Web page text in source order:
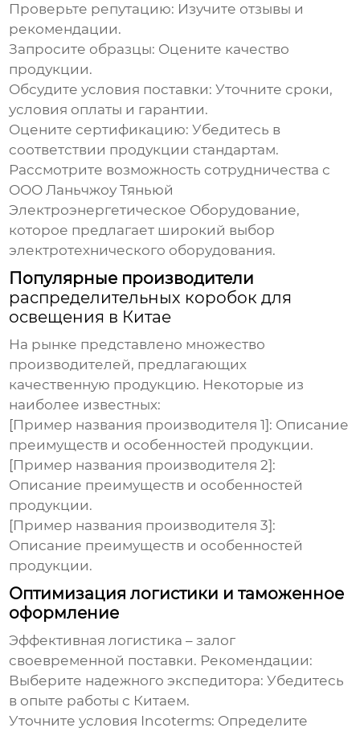
Проверьте репутацию: Изучите отзывы и
рекомендации.
Запросите образцы: Оцените качество
продукции.
Обсудите условия поставки: Уточните сроки,
условия оплаты и гарантии.
Оцените сертификацию: Убедитесь в
соответствии продукции стандартам.
Рассмотрите возможность сотрудничества с
ООО Ланьчжоу Тяньюй
Электроэнергетическое Оборудование,
которое предлагает широкий выбор
электротехнического оборудования.
Популярные производители
распределительных коробок для
освещения в Китае
На рынке представлено множество
производителей, предлагающих
качественную продукцию. Некоторые из
наиболее известных:
[Пример названия производителя 1]: Описание
преимуществ и особенностей продукции.
[Пример названия производителя 2]:
Описание преимуществ и особенностей
продукции.
[Пример названия производителя 3]:
Описание преимуществ и особенностей
продукции.
Оптимизация логистики и таможенное
оформление
Эффективная логистика – залог
своевременной поставки. Рекомендации:
Выберите надежного экспедитора: Убедитесь
в опыте работы с Китаем.
Уточните условия Incoterms: Определите